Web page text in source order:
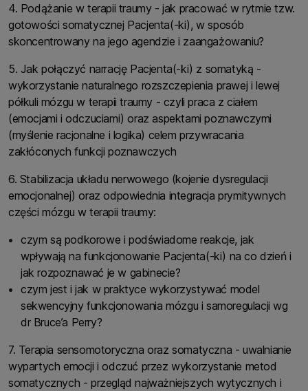
4. Podążanie w terapii traumy - jak pracować w rytmie tzw.
gotowości somatycznej Pacjenta(-ki), w sposób
skoncentrowany na jego agendzie i zaangażowaniu?
5. Jak połączyć narrację Pacjenta(-ki) z somatyką -
wykorzystanie naturalnego rozszczepienia prawej i lewej
półkuli mózgu w terapii traumy - czyli praca z ciałem
(emocjami i odczuciami) oraz aspektami poznawczymi
(myślenie racjonalne i logika) celem przywracania
zakłóconych funkcji poznawczych
6. Stabilizacja układu nerwowego (kojenie dysregulacji
emocjonalnej) oraz odpowiednia integracja prymitywnych
części mózgu w terapii traumy:
czym są podkorowe i podświadome reakcje, jak
wpływają na funkcjonowanie Pacjenta(-ki) na co dzień i
jak rozpoznawać je w gabinecie?
czym jest i jak w praktyce wykorzystywać model
sekwencyjny funkcjonowania mózgu i samoregulacji wg
dr Bruce’a Perry?
7. Terapia sensomotoryczna oraz somatyczna - uwalnianie
wypartych emocji i odczuć przez wykorzystanie metod
somatycznych - przegląd najważniejszych wytycznych i